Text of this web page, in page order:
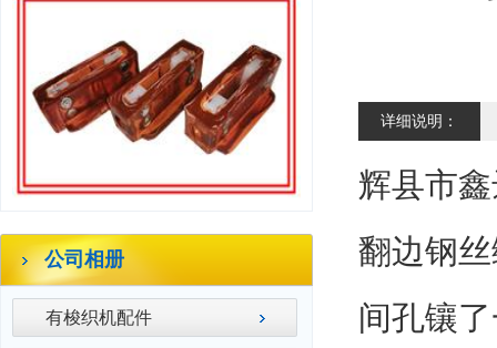
公司相册
有梭织机配件
详细说明：
辉县市
翻边钢
间孔镶